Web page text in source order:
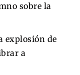
sobre la
explosión de
a